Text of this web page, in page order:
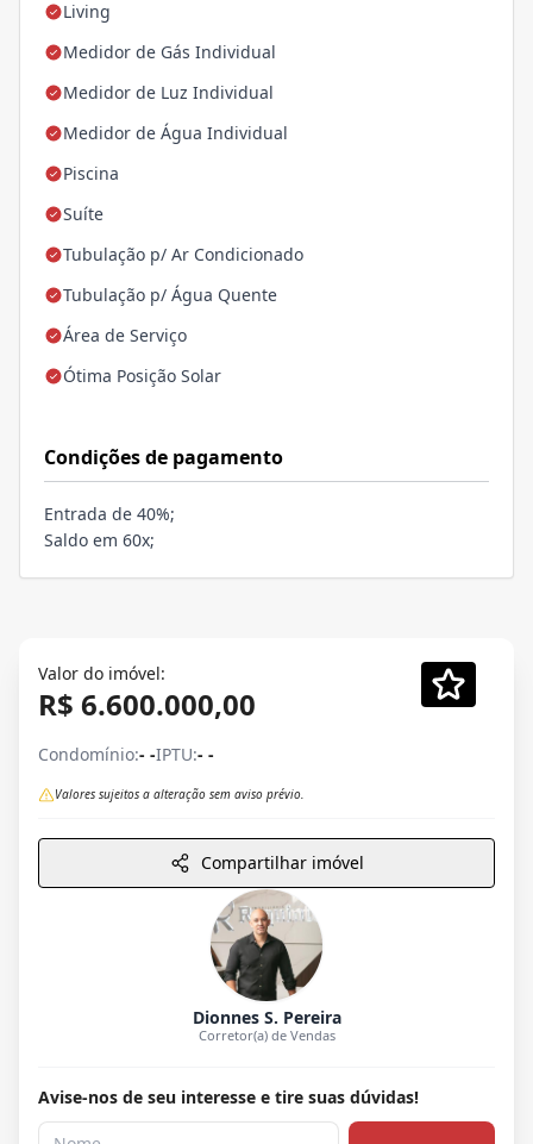
Living
Medidor de Gás Individual
Medidor de Luz Individual
Medidor de Água Individual
Piscina
Suíte
Tubulação p/ Ar Condicionado
Tubulação p/ Água Quente
Área de Serviço
Ótima Posição Solar
Condições de pagamento
Entrada de 40%;
Saldo em 60x;
Valor do imóvel:
R$ 6.600.000,00
Condomínio:- -IPTU:- -
Valores sujeitos a alteração sem aviso prévio.
Compartilhar imóvel
Dionnes S. Pereira
Corretor(a) de Vendas
Avise-nos de seu interesse e tire suas dúvidas!